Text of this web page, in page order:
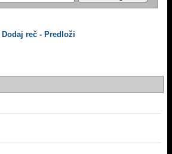
Dodaj reč - Predloži